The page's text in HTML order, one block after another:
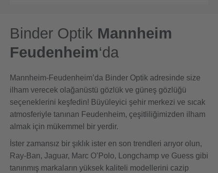
Binder Optik Mannheim
Feudenheim‘da
Mannheim-Feudenheim’da Binder Optik adresinde size
ilham verecek olağanüstü gözlük ve güneş gözlüğü
seçeneklerini keşfedin! Büyüleyici şehir merkezi ve sıcak
atmosferiyle tanınan Feudenheim, çeşitliliğimizden ilham
almak için mükemmel bir yerdir.
İster zamansız bir şıklık ister en son trendleri arıyor olun,
Ray-Ban, Jaguar, Marc O’Polo, Longchamp ve Guess gibi
tanınmış markaların yüksek kaliteli modellerini cazip